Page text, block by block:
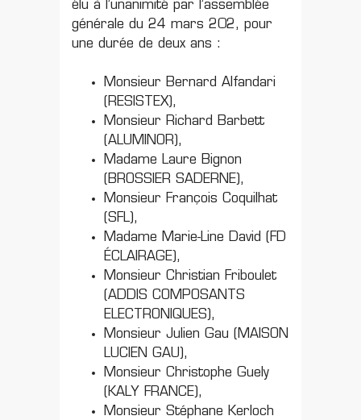
élu à l’unanimité par l’assemblée
générale du 24 mars 202, pour
une durée de deux ans :
Monsieur Bernard Alfandari
(RESISTEX),
Monsieur Richard Barbett
(ALUMINOR),
Madame Laure Bignon
(BROSSIER SADERNE),
Monsieur François Coquilhat
(SFL),
Madame Marie-Line David (FD
ÉCLAIRAGE),
Monsieur Christian Friboulet
(ADDIS COMPOSANTS
ELECTRONIQUES),
Monsieur Julien Gau (MAISON
LUCIEN GAU),
Monsieur Christophe Guely
(KALY FRANCE),
Monsieur Stéphane Kerloch